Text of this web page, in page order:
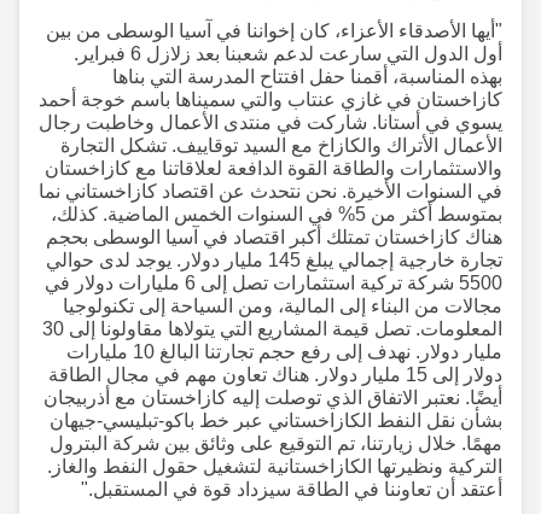
"أيها الأصدقاء الأعزاء، كان إخواننا في آسيا الوسطى من بين
أول الدول التي سارعت لدعم شعبنا بعد زلازل 6 فبراير.
بهذه المناسبة، أقمنا حفل افتتاح المدرسة التي بناها
كازاخستان في غازي عنتاب والتي سميناها باسم خوجة أحمد
يسوي في أستانا. شاركت في منتدى الأعمال وخاطبت رجال
الأعمال الأتراك والكازاخ مع السيد توقاييف. تشكل التجارة
والاستثمارات والطاقة القوة الدافعة لعلاقاتنا مع كازاخستان
في السنوات الأخيرة. نحن نتحدث عن اقتصاد كازاخستاني نما
بمتوسط أكثر من 5% في السنوات الخمس الماضية. كذلك،
هناك كازاخستان تمتلك أكبر اقتصاد في آسيا الوسطى بحجم
تجارة خارجية إجمالي يبلغ 145 مليار دولار. يوجد لدى حوالي
5500 شركة تركية استثمارات تصل إلى 6 مليارات دولار في
مجالات من البناء إلى المالية، ومن السياحة إلى تكنولوجيا
المعلومات. تصل قيمة المشاريع التي يتولاها مقاولونا إلى 30
مليار دولار. نهدف إلى رفع حجم تجارتنا البالغ 10 مليارات
دولار إلى 15 مليار دولار. هناك تعاون مهم في مجال الطاقة
أيضًا. نعتبر الاتفاق الذي توصلت إليه كازاخستان مع أذربيجان
بشأن نقل النفط الكازاخستاني عبر خط باكو-تبليسي-جيهان
مهمًا. خلال زيارتنا، تم التوقيع على وثائق بين شركة البترول
التركية ونظيرتها الكازاخستانية لتشغيل حقول النفط والغاز.
أعتقد أن تعاوننا في الطاقة سيزداد قوة في المستقبل."